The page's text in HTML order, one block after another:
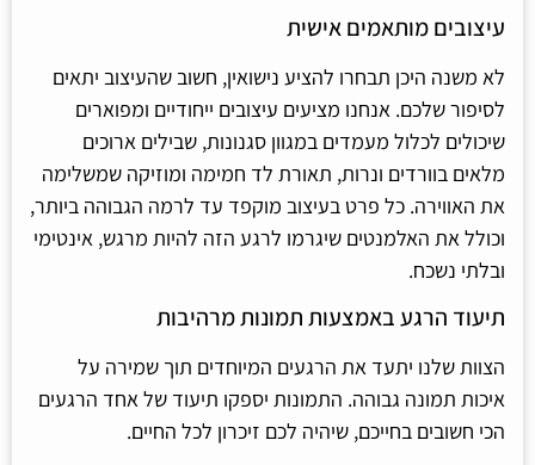
עיצובים מותאמים אישית
לא משנה היכן תבחרו להציע נישואין, חשוב שהעיצוב יתאים
לסיפור שלכם. אנחנו מציעים עיצובים ייחודיים ומפוארים
שיכולים לכלול מעמדים במגוון סגנונות, שבילים ארוכים
מלאים בוורדים ונרות, תאורת לד חמימה ומוזיקה שמשלימה
את האווירה. כל פרט בעיצוב מוקפד עד לרמה הגבוהה ביותר,
וכולל את האלמנטים שיגרמו לרגע הזה להיות מרגש, אינטימי
ובלתי נשכח.
תיעוד הרגע באמצעות תמונות מרהיבות
הצוות שלנו יתעד את הרגעים המיוחדים תוך שמירה על
איכות תמונה גבוהה. התמונות יספקו תיעוד של אחד הרגעים
הכי חשובים בחייכם, שיהיה לכם זיכרון לכל החיים.